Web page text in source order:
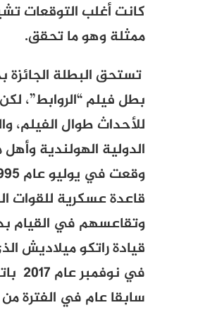
كانت أغلب التوقعات
ممثلة وهو ما تحقق.
تستحق البطلة الجائزة
بطل فيلم “الروابط”،
للأحداث طوال الفيلم،
الدولية الهولندية
قاعدة عسكرية للقوات
وتقاعسهم في القيام
قيادة راتكو ميلاديش
في
سابقا عام في الفترة من 1992 إلى 1995